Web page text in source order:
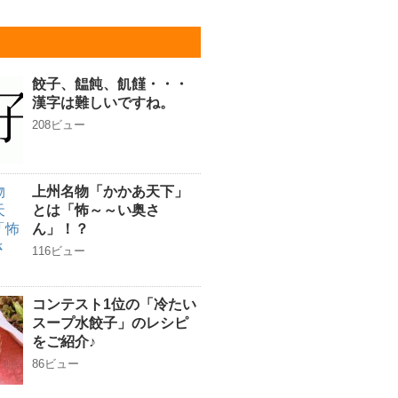
餃子、饂飩、飢饉・・・
漢字は難しいですね。
208ビュー
上州名物「かかあ天下」
とは「怖～～い奥さ
ん」！？
116ビュー
コンテスト1位の「冷たい
スープ水餃子」のレシピ
をご紹介♪
86ビュー